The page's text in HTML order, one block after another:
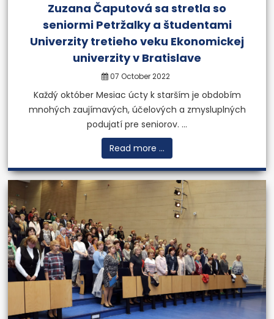
Zuzana Čaputová sa stretla so
seniormi Petržalky a študentami
Univerzity tretieho veku Ekonomickej
univerzity v Bratislave
07 October 2022
Každý október Mesiac úcty k starším je obdobím
mnohých zaujímavých, účelových a zmysluplných
podujatí pre seniorov. ...
Read more ...